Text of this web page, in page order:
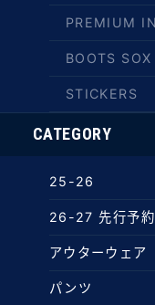
PREMIUM
BOOTS
STICKERS
CATEGORY
25-26
26-27 先行予約
アウターウェア
パンツ